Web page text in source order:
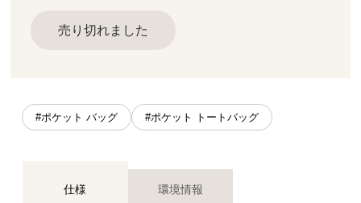
売り切れました
#ポケット バッグ #ポケット トートバッグ
仕様 環境情報